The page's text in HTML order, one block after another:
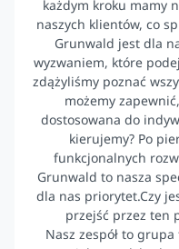
każdym kroku mamy
naszych klientów, co
Grunwald jest dla
wyzwaniem, które
zdążyliśmy poznać
możemy
dostosowana do
kierujemy? Po
funkcjonalnych
Grunwald to nasza
dla nas priorytet.Czy
przejść przez ten
Nasz zespół to